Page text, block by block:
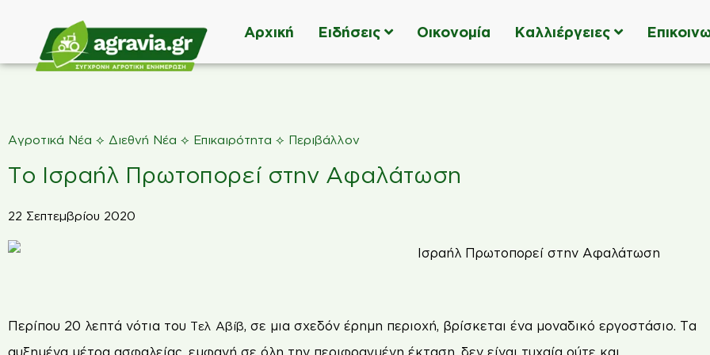
Αρχική Ειδήσεις Οικονομία Καλλιέργειες
Αγροτικά Νέα ⟡ Διεθνή Νέα ⟡ Επικαιρότητα ⟡ Περιβάλλον
Το Ισραήλ Πρωτοπορεί στην Αφαλάτωση
22 Σεπτεμβρίου 2020
Περίπου 20 λεπτά νότια του Τελ Αβίβ, σε μια σχεδόν έρημη περιοχή, βρίσκεται ένα μοναδικό εργοστάσιο. Τα
αυξημένα μέτρα ασφαλείας, εμφανή σε όλη την περιφραγμένη έκταση, δεν είναι τυχαία ούτε και